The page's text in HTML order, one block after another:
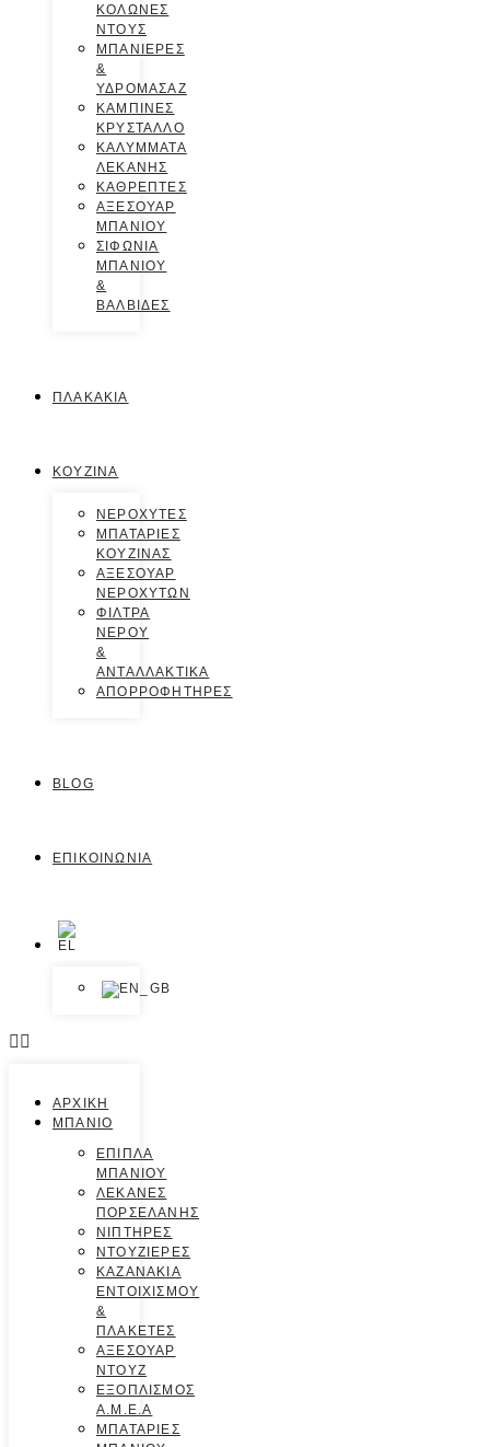
ΚΟΛΩΝΕΣ
ΝΤΟΥΣ
ΜΠΑΝΙΕΡΕΣ
&
ΥΔΡΟΜΑΣΑΖ
ΚΑΜΠΙΝΕΣ
ΚΡΥΣΤΑΛΛΟ
ΚΑΛΥΜΜΑΤΑ
ΛΕΚΑΝΗΣ
ΚΑΘΡΕΠΤΕΣ
ΑΞΕΣΟΥΑΡ
ΜΠΑΝΙΟΥ
ΣΙΦΩΝΙΑ
ΜΠΑΝΙΟΥ
&
ΒΑΛΒΙΔΕΣ
ΠΛΑΚΑΚΙΑ
ΚΟΥΖΙΝΑ
ΝΕΡΟΧΥΤΕΣ
ΜΠΑΤΑΡΙΕΣ
ΚΟΥΖΙΝΑΣ
ΑΞΕΣΟΥΑΡ
ΝΕΡΟΧΥΤΩΝ
ΦΙΛΤΡΑ
ΝΕΡΟΥ
&
ΑΝΤΑΛΛΑΚΤΙΚΑ
ΑΠΟΡΡΟΦΗΤΗΡΕΣ
BLOG
ΕΠΙΚΟΙΝΩΝΙΑ
ΑΡΧΙΚΗ
ΜΠΑΝΙΟ
ΕΠΙΠΛΑ
ΜΠΑΝΙΟΥ
ΛΕΚΑΝΕΣ
ΠΟΡΣΕΛΑΝΗΣ
ΝΙΠΤΗΡΕΣ
ΝΤΟΥΖΙΕΡΕΣ
ΚΑΖΑΝΑΚΙΑ
ΕΝΤΟΙΧΙΣΜΟΥ
&
ΠΛΑΚΕΤΕΣ
ΑΞΕΣΟΥΑΡ
ΝΤΟΥΖ
ΕΞΟΠΛΙΣΜΟΣ
Α.Μ.Ε.Α
ΜΠΑΤΑΡΙΕΣ